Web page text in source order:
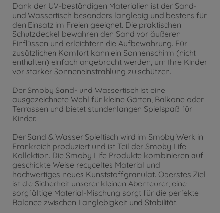
Dank der UV-beständigen Materialien ist der Sand-
und Wassertisch besonders langlebig und bestens für
den Einsatz im Freien geeignet. Die praktischen
Schutzdeckel bewahren den Sand vor äußeren
Einflüssen und erleichtern die Aufbewahrung. Für
zusätzlichen Komfort kann ein Sonnenschirm (nicht
enthalten) einfach angebracht werden, um Ihre Kinder
vor starker Sonneneinstrahlung zu schützen.
Der Smoby Sand- und Wassertisch ist eine
ausgezeichnete Wahl für kleine Gärten, Balkone oder
Terrassen und bietet stundenlangen Spielspaß für
Kinder.
Der Sand & Wasser Spieltisch wird im Smoby Werk in
Frankreich produziert und ist Teil der Smoby Life
Kollektion. Die Smoby Life Produkte kombinieren auf
geschickte Weise recyceltes Material und
hochwertiges neues Kunststoffgranulat. Oberstes Ziel
ist die Sicherheit unserer kleinen Abenteurer; eine
sorgfältige Material-Mischung sorgt für die perfekte
Balance zwischen Langlebigkeit und Stabilität.